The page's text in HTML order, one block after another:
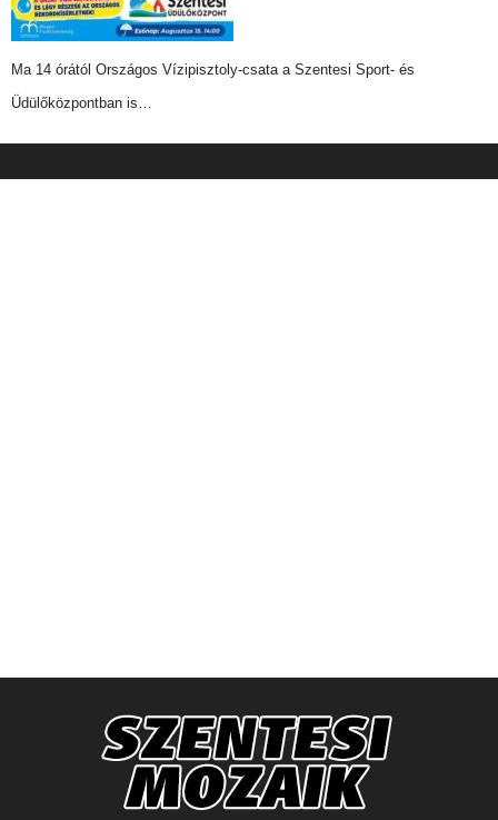
Ma 14 órától Országos Vízipisztoly-csata a Szentesi Sport- és
Üdülőközpontban is…